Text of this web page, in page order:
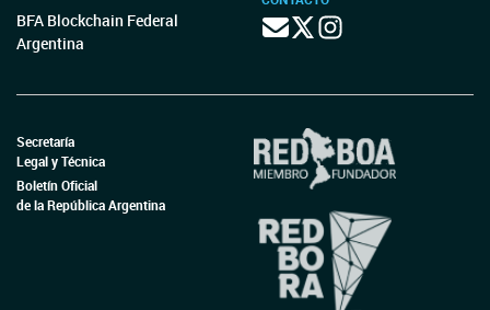
BFA Blockchain Federal
Argentina
Secretaría
Legal y Técnica
Boletín Oficial
de la República Argentina